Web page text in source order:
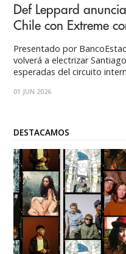
Def Leppard
Chile con Extreme
Presentado por
volverá a electrizar
esperadas del circuito
encabezado por los
01 JUN 2026
DESTACAMOS